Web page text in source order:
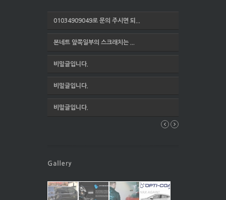
01034909049로 문의 주시면 되...
본네트 앞쪽일부의 스크래치는 ...
비밀글입니다.
비밀글입니다.
비밀글입니다.